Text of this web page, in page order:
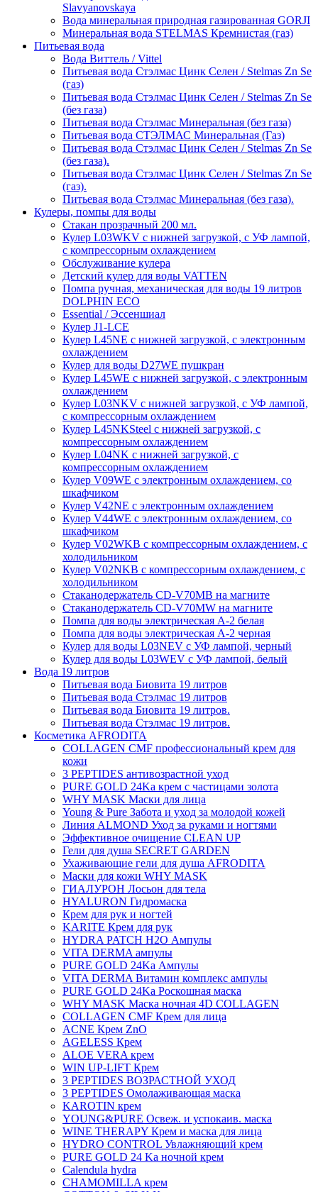
Slavyanovskaya
Вода минеральная природная газированная GORJI
Минеральная вода STELMAS Кремнистая (газ)
Питьевая вода
Вода Виттель / Vittel
Питьевая вода Стэлмас Цинк Селен / Stelmas Zn Se
(газ)
Питьевая вода Стэлмас Цинк Селен / Stelmas Zn Se
(без газа)
Питьевая вода Стэлмас Минеральная (без газа)
Питьевая вода СТЭЛМАС Минеральная (Газ)
Питьевая вода Стэлмас Цинк Селен / Stelmas Zn Se
(без газа).
Питьевая вода Стэлмас Цинк Селен / Stelmas Zn Se
(газ).
Питьевая вода Стэлмас Минеральная (без газа).
Кулеры, помпы для воды
Стакан прозрачный 200 мл.
Кулер L03WKV с нижней загрузкой, c УФ лампой,
с компрессорным охлаждением
Обслуживание кулера
Детский кулер для воды VATTEN
Помпа ручная, механическая для воды 19 литров
DOLPHIN ECO
Essential / Эссеншиал
Кулер J1-LCE
Кулер L45NE с нижней загрузкой, с электронным
охлаждением
Кулер для воды D27WE пушкран
Кулер L45WE с нижней загрузкой, с электронным
охлаждением
Кулер L03NKV с нижней загрузкой, c УФ лампой,
с компрессорным охлаждением
Кулер L45NKSteel с нижней загрузкой, с
компрессорным охлаждением
Кулер L04NK с нижней загрузкой, с
компрессорным охлаждением
Кулер V09WE с электронным охлаждением, со
шкафчиком
Кулер V42NE с электронным охлаждением
Кулер V44WE с электронным охлаждением, со
шкафчиком
Кулер V02WKB с компрессорным охлаждением, с
холодильником
Кулер V02NKB с компрессорным охлаждением, с
холодильником
Стаканодержатель CD-V70MB на магните
Стаканодержатель CD-V70MW на магните
Помпа для воды электрическая А-2 белая
Помпа для воды электрическая А-2 черная
Кулер для воды L03NEV c УФ лампой, черный
Кулер для воды L03WEV c УФ лампой, белый
Вода 19 литров
Питьевая вода Биовита 19 литров
Питьевая вода Стэлмас 19 литров
Питьевая вода Биовита 19 литров.
Питьевая вода Стэлмас 19 литров.
Косметика AFRODITA
COLLAGEN CMF профессиональный крем для
кожи
3 PEPTIDES антивозрастной уход
PURE GOLD 24Ka крем с частицами золота
WHY MASK Маски для лица
Young & Pure Забота и уход за молодой кожей
Линия ALMOND Уход за руками и ногтями
Эффективное очищение CLEAN UP
Гели для душа SECRET GARDEN
Ухаживающие гели для душа AFRODITA
Маски для кожи WHY MASK
ГИАЛУРОН Лосьон для тела
HYALURON Гидромаска
Крем для рук и ногтей
KARITE Крем для рук
HYDRA PATCH H2O Ампулы
VITA DERMA ампулы
PURE GOLD 24Ka Ампулы
VITA DERMA Витамин комплекс ампулы
PURE GOLD 24Ka Роскошная маска
WHY MASK Маска ночная 4D COLLAGEN
COLLAGEN CMF Крем для лица
ACNE Крем ZnO
AGELESS Крем
ALOE VERA крем
WIN UP-LIFT Крем
3 PEPTIDES ВОЗРАСТНОЙ УХОД
3 PEPTIDES Омолаживающая маска
KAROTIN крем
YOUNG&PURE Освеж. и успокаив. маска
WINE THERAPY Крем и маска для лица
HYDRO CONTROL Увлажняющий крем
PURE GOLD 24 Ka ночной крем
Calendula hydra
CHAMOMILLA крем